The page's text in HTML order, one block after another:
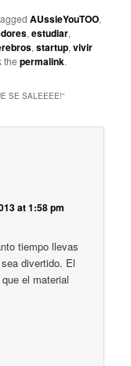
AUssieYouTOO,
,estudiar,
,startup,vivir
thepermalink.
SE SALEEEE!”
at 1:58 pm
tiempo llevas
divertido. El
el material